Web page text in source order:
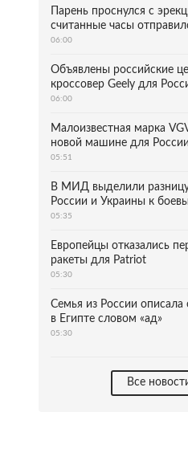
Парень проснулся с
считанные часы
06:00
Объявлены российские
кроссовер Geely для
06:00
Малоизвестная марка
новой машине для России
05:51
В МИД выделили
России и Украины к
05:35
Европейцы отказались
ракеты для Patriot
05:30
Семья из России описала
в Египте словом «ад»
05:30
Все